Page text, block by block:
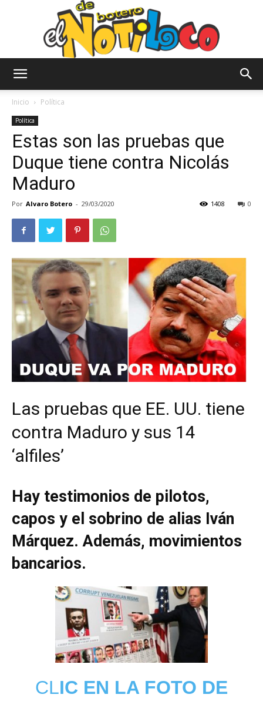
Notiloco
Inicio Política
Política
Estas son las pruebas que
Duque tiene contra Nicolás
Maduro
Por Alvaro Botero - 29/03/2020 0
1408
Las pruebas que EE. UU. tiene
contra Maduro y sus 14
‘alfiles’
Hay testimonios de pilotos,
capos y el sobrino de alias Iván
Márquez. Además, movimientos
bancarios.
CLIC EN LA FOTO DE